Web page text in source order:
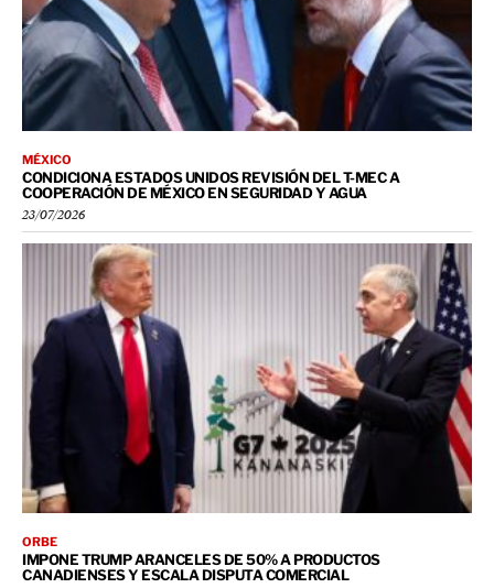
MÉXICO
CONDICIONA ESTADOS UNIDOS REVISIÓN DEL T-MEC A
COOPERACIÓN DE MÉXICO EN SEGURIDAD Y AGUA
23/07/2026
ORBE
IMPONE TRUMP ARANCELES DE 50% A PRODUCTOS
CANADIENSES Y ESCALA DISPUTA COMERCIAL